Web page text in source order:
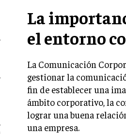
La
el entorno
La Comunicación
gestionar la
fin de establecer una
ámbito corporativo, la
lograr una buena
una empresa.